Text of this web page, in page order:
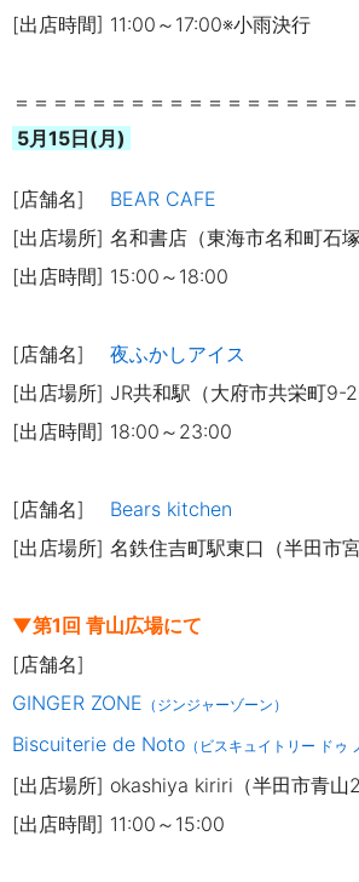
[出店時間] 11:00～17:00※小雨決行
＝＝＝＝＝＝＝＝＝＝＝＝＝＝＝＝＝
5月15日(月)
[店舗名] BEAR CAFE
[出店場所] 名和書店（東海市名和町石
[出店時間] 15:00～18:00
[店舗名] 夜ふかしアイス
[出店場所] JR共和駅（大府市共栄町9-2-
[出店時間] 18:00～23:00
[店舗名] Bears kitchen
[出店場所] 名鉄住吉町駅東口（半田市
▼第1回 青山広場にて
[店舗名]
GINGER ZONE （ジンジャーゾーン）
Biscuiterie de Noto （ビスキュイトリー ドゥ
[出店場所] okashiya kiriri（半田市青山
[出店時間] 11:00～15:00